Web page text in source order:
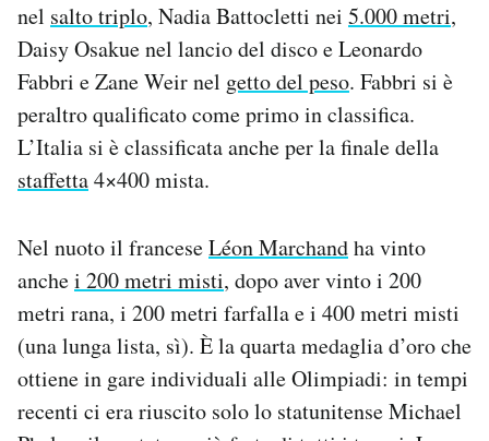
nel salto triplo, Nadia Battocletti nei 5.000 metri,
Daisy Osakue nel lancio del disco e Leonardo
Fabbri e Zane Weir nel getto del peso. Fabbri si è
peraltro qualificato come primo in classifica.
L’Italia si è classificata anche per la finale della
staffetta4×400 mista.
Nel nuoto il franceseLéon Marchandha vinto
anchei 200 metri misti, dopo aver vinto i 200
metri rana, i 200 metri farfalla e i 400 metri misti
(una lunga lista, sì). È la quarta medaglia d’oro che
ottiene in gare individuali alle Olimpiadi: in tempi
recenti ci era riuscito solo lo statunitense Michael